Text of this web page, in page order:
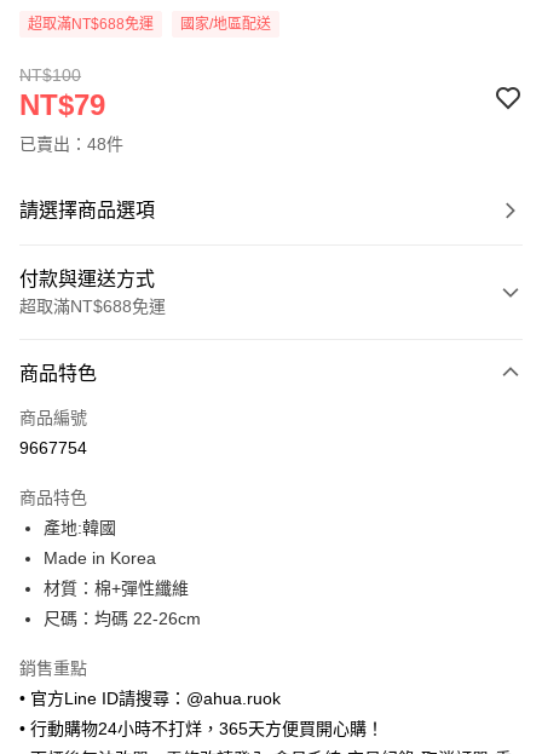
超取滿NT$688免運 國家/地區配送
NT$100
NT$79
已賣出：48件
請選擇商品選項
付款與運送方式
超取滿NT$688免運
信用卡一次付款
超商取貨付款
Apple Pay
街口支付
悠遊付
ATM付款
商品特色
商品編號
9667754
商品特色
產地:韓國
Made in Korea
材質：棉+彈性纖維
尺碼：均碼 22-26cm
銷售重點
• 官方Line ID請搜尋：@ahua.ruok
• 行動購物24小時不打烊，365天方便買開心購！